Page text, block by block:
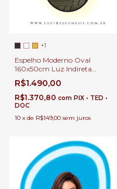
+1
Espelho Moderno Oval
160x50cm Luz Indireta
Granada LED Touch Para
Banheiro, Penteadeira, Salão de
Beleza e Lojas
R$1.490,00
R$1.370,80 com PIX • TED •
DOC
10 x de R$149,00 sem juros